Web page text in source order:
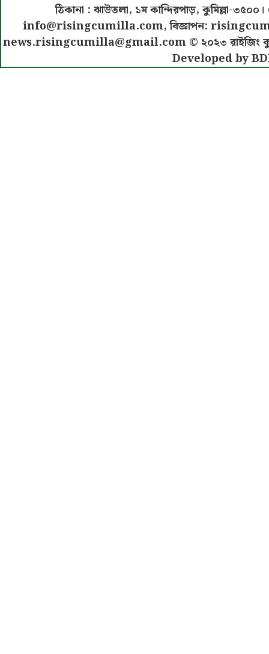
ঠিকানা : ঝাউতলা, ১ম কান্দিরপাড়, কুমিল্লা-
info@risingcumilla.com, বিজ্ঞাপন:
news.risingcumilla@gmail.com © ২০২৩ রাইজিং
Developed by